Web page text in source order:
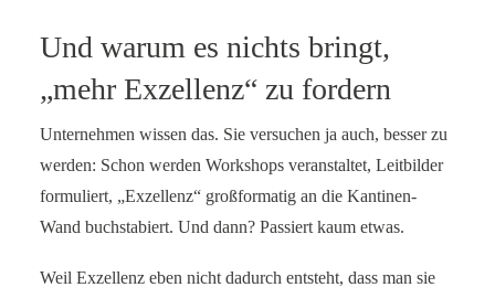
Und warum es nichts bringt,
„mehr Exzellenz“ zu fordern
Unternehmen wissen das. Sie versuchen ja auch, besser zu
werden: Schon werden Workshops veranstaltet, Leitbilder
formuliert, „Exzellenz“ großformatig an die Kantinen-
Wand buchstabiert. Und dann? Passiert kaum etwas.
Weil Exzellenz eben nicht dadurch entsteht, dass man sie